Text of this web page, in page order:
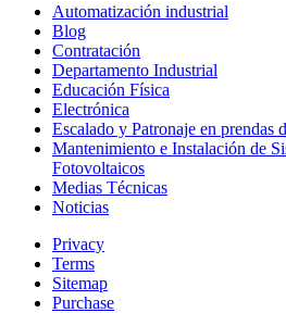
Automatización industrial
Blog
Contratación
Departamento Industrial
Educación Física
Electrónica
Escalado y Patronaje en prendas
Mantenimiento e Instalación de
Fotovoltaicos
Medias Técnicas
Noticias
Privacy
Terms
Sitemap
Purchase